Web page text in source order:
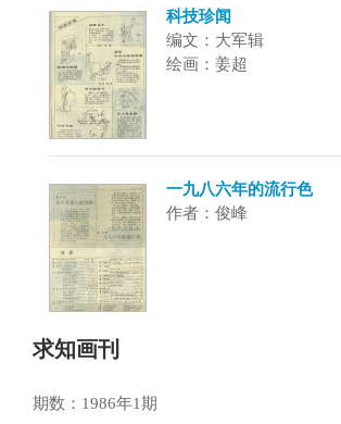
科技珍闻
编文：大军辑
绘画：姜超
一九八六年的流行色
作者：俊峰
求知画刊
期数：1986年1期